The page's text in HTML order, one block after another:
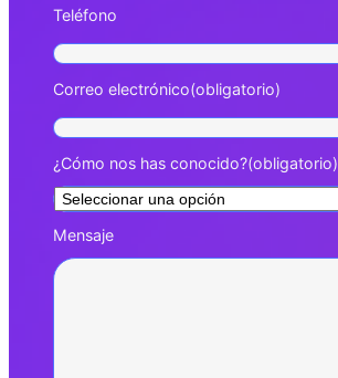
Teléfono
Correo electrónico(obligatorio)
¿Cómo nos has conocido?(obligatorio)
Mensaje